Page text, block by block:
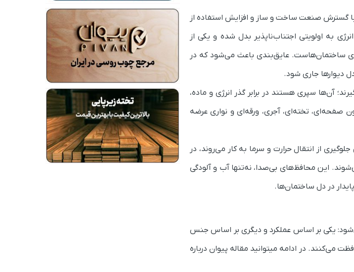
گسترش صنعت ساخت و ساز و افزایش استفاده از
به اولویتی اجتناب‌ناپذیر بدل شده و یکی از
ساختمان‌هاست. عایق‌بندی باعث می‌شود که در
دیوارها جاری شود.
آن‌ها سپری هستند در برابر گذر انرژی و ماده،
صفحه‌ای، تخته‌ای، آجری، ورقه‌ای و نواری عرضه
از انتقال حرارت و سرما به کار می‌روند، در
این محافظ‌های بی‌صدا، نه‌تنها آب و آلودگی
در دل ساختمان‌ها.
یکی بر اساس عملکرد و دیگری بر اساس جنس
می‌کنند. در ادامه میتوانید مقاله پیوان درباره